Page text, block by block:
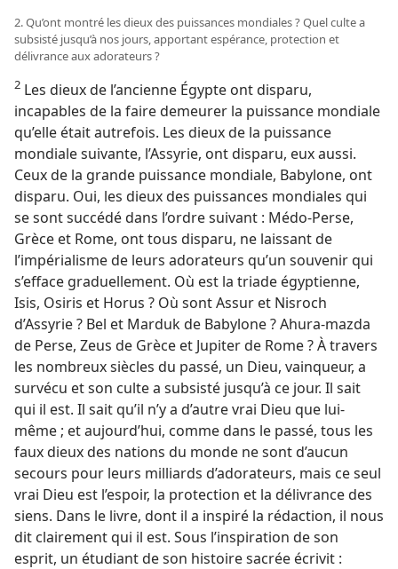
2. Qu’ont montré les dieux des puissances mondiales ? Quel culte a
subsisté jusqu’à nos jours, apportant espérance, protection et
délivrance aux adorateurs ?
2 Les dieux de l’ancienne Égypte ont disparu,
incapables de la faire demeurer la puissance mondiale
qu’elle était autrefois. Les dieux de la puissance
mondiale suivante, l’Assyrie, ont disparu, eux aussi.
Ceux de la grande puissance mondiale, Babylone, ont
disparu. Oui, les dieux des puissances mondiales qui
se sont succédé dans l’ordre suivant : Médo-Perse,
Grèce et Rome, ont tous disparu, ne laissant de
l’impérialisme de leurs adorateurs qu’un souvenir qui
s’efface graduellement. Où est la triade égyptienne,
Isis, Osiris et Horus ? Où sont Assur et Nisroch
d’Assyrie ? Bel et Marduk de Babylone ? Ahura-mazda
de Perse, Zeus de Grèce et Jupiter de Rome ? À travers
les nombreux siècles du passé, un Dieu, vainqueur, a
survécu et son culte a subsisté jusqu’à ce jour. Il sait
qui il est. Il sait qu’il n’y a d’autre vrai Dieu que lui-​
même ; et aujourd’hui, comme dans le passé, tous les
faux dieux des nations du monde ne sont d’aucun
secours pour leurs milliards d’adorateurs, mais ce seul
vrai Dieu est l’espoir, la protection et la délivrance des
siens. Dans le livre, dont il a inspiré la rédaction, il nous
dit clairement qui il est. Sous l’inspiration de son
esprit, un étudiant de son histoire sacrée écrivit :